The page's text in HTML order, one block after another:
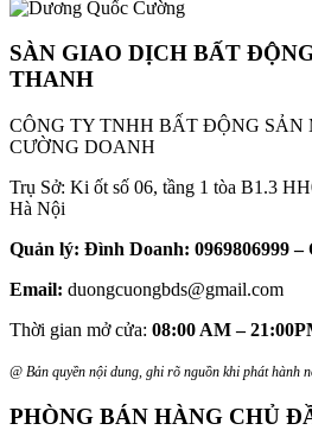
SÀN GIAO DỊCH BẤT
THANH
CÔNG TY TNHH BẤT ĐỘNG SẢN
CƯỜNG DOANH
Trụ Sở: Ki ốt số 06, tầng 1 tòa B1.3
Hà Nội
Quản lý: Đình Doanh: 0969806999 –
Email: duongcuongbds@gmail.com
Thời gian mở cửa: 08:00 AM –
@ Bản quyền nội dung, ghi rõ nguồn khi phát hành
PHÒNG BÁN HÀNG CHỦ